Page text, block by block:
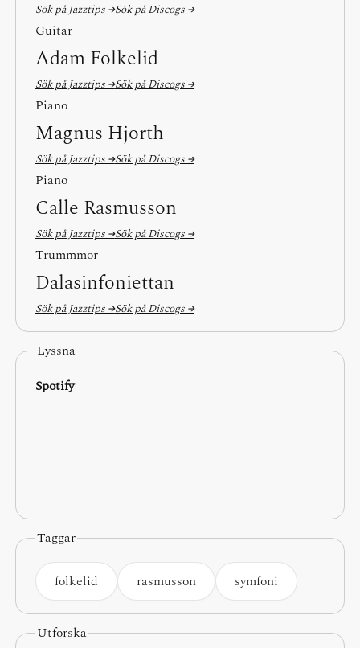
Sök på Jazztips →Sök på Discogs →
Guitar
Adam Folkelid
Sök på Jazztips →Sök på Discogs →
Piano
Magnus Hjorth
Sök på Jazztips →Sök på Discogs →
Piano
Calle Rasmusson
Sök på Jazztips →Sök på Discogs →
Trummmor
Dalasinfoniettan
Sök på Jazztips →Sök på Discogs →
Lyssna
Spotify
Taggar
folkelid rasmusson symfoni
Utforska